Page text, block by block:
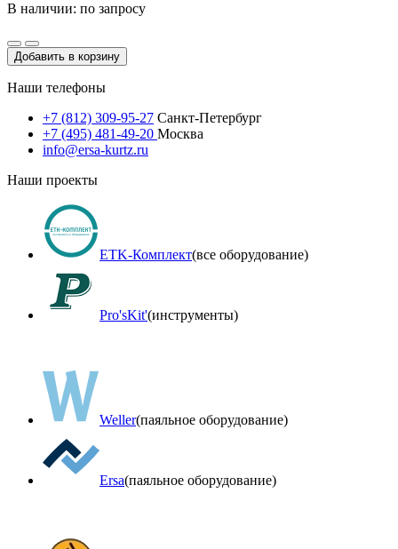
В наличии: по запросу
Добавить в корзину
Наши телефоны
+7 (812) 309-95-27 Санкт-Петербург
+7 (495) 481-49-20 Москва
info@ersa-kurtz.ru
Наши проекты
ETK-Комплект(все оборудование)
Pro'sKit'(инструменты)
Weller(паяльное оборудование)
Ersa(паяльное оборудование)